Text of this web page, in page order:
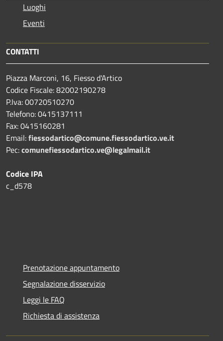
Luoghi
Eventi
CONTATTI
Piazza Marconi, 16, Fiesso d'Artico
Codice Fiscale: 82002190278
P.Iva: 00720510270
Telefono:0415137111
Fax:0415160281
Email:fiessodartico@comune.fiessodartico.ve.it
Pec:comunefiessodartico.ve@legalmail.it
Codice IPA
c_d578
Prenotazione appuntamento
Segnalazione disservizio
Leggi le FAQ
Richiesta di assistenza